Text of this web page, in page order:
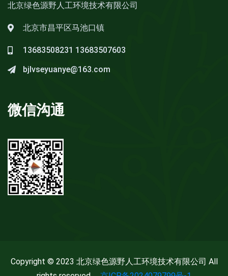
北京绿色源野人工环境技术有限公司
北京市昌平区马池口镇
13683508231 13683507603
bjlvseyuanye@163.com
微信沟通
Copyright © 2023 北京绿色源野人工环境技术有限公司 All